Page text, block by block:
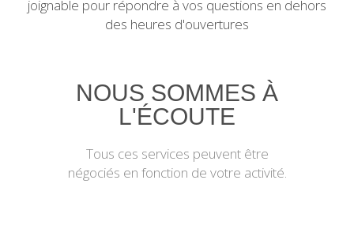
joignable pour répondre à vos questions en dehors
des heures d'ouvertures
NOUS SOMMES À
L'ÉCOUTE
Tous ces services peuvent être
négociés en fonction de votre activité.